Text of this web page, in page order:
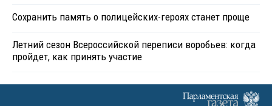
Сохранить память о полицейских-героях станет проще
Летний сезон Всероссийской переписи воробьев: когда
пройдет, как принять участие